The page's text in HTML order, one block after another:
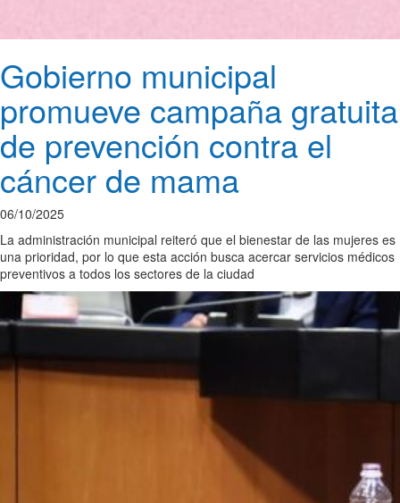
Gobierno municipal
promueve campaña gratuita
de prevención contra el
cáncer de mama
06/10/2025
La administración municipal reiteró que el bienestar de las mujeres es
una prioridad, por lo que esta acción busca acercar servicios médicos
preventivos a todos los sectores de la ciudad